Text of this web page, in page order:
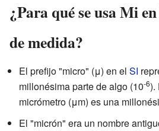
¿Para qué se usa Mi
de medida?
El prefijo "micro" (μ) en el SI
millonésima parte de algo (10-6).
micrómetro (μm) es una
El "micrón" era un nombre